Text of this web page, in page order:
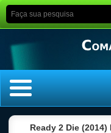
Ready 2 Die